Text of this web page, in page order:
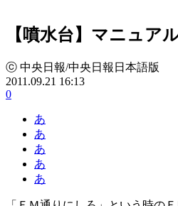
【噴水台】マニュア
ⓒ 中央日報/中央日報日本語版
2011.09.21 16:13
0
あ
あ
あ
あ
あ